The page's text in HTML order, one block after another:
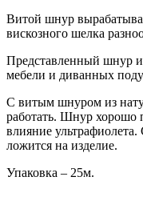
Витой шнур
вискозного шелка
Представленный шнур
мебели и диванных
С витым шнуром из
работать. Шнур хорошо
влияние
ложится на изделие.
Упаковка – 25м.